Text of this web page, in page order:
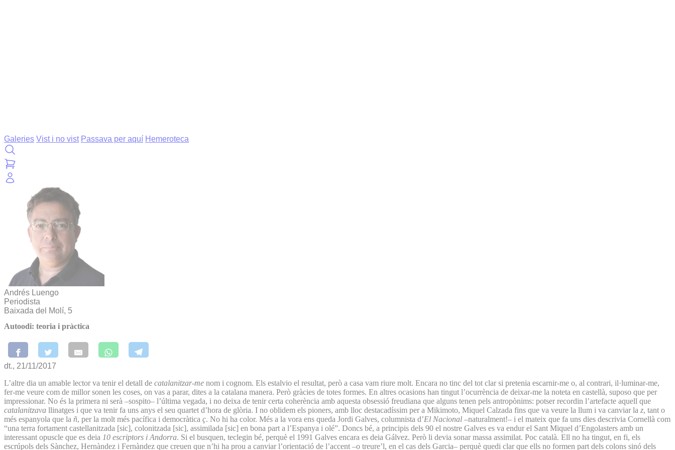
Galeries Vist i no vist Passava per aquí Hemeroteca
Andrés Luengo
Periodista
Baixada del Molí, 5
Autoodi: teoria i pràctica
dt., 21/11/2017
L’altre dia un amable lector va tenir el detall de catalanitzar-me nom i cognom. Els estalvio el resultat, però a casa vam riure molt. Encara no tinc del tot clar si pretenia escarnir-me o, al contrari, il·luminar-me,
fer-me veure com de millor sonen les coses, on vas a parar, dites a la catalana manera. Però gràcies de totes formes. En altres ocasions han tingut l’ocurrència de deixar-me la noteta en castellà, suposo que per
impressionar. No és la primera ni serà –sospito– l’última vegada, i no deixa de tenir certa coherència amb aquesta obsessió freudiana que alguns tenen pels antropònims: potser recordin l’artefacte aquell que
catalanitzava llinatges i que va tenir fa uns anys el seu quartet d’hora de glòria. I no oblidem els pioners, amb lloc destacadíssim per a Mikimoto, Miquel Calzada fins que va veure la llum i va canviar la z, tant o
més espanyola que la ñ, per la molt més pacífica i democràtica ç. No hi ha color. Més a la vora ens queda Jordi Galves, columnista d’El Nacional –naturalment!– i el mateix que fa uns dies descrivia Cornellà com
“una terra fortament castellanitzada [sic], colonitzada [sic], assimilada [sic] en bona part a l’Espanya i olé”. Doncs bé, a principis dels 90 el nostre Galves es va endur el Sant Miquel d’Engolasters amb un
interessant opuscle que es deia 10 escriptors i Andorra. Si el busquen, teclegin bé, perquè el 1991 Galves encara es deia Gálvez. Però li devia sonar massa assimilat. Poc català. Ell no ha tingut, en fi, els
escrúpols dels Sànchez, Hernàndez i Fernàndez que creuen que n’hi ha prou a canviar l’orientació de l’accent –o treure’l, en el cas dels Garcia– perquè quedi clar que ells no formen part dels colons sinó dels